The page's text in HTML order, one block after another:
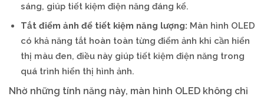
sáng, giúp tiết kiệm điện năng đáng kể.
Tắt điểm ảnh để tiết kiệm năng lượng: Màn hình OLED
có khả năng tắt hoàn toàn từng điểm ảnh khi cần hiển
thị màu đen, điều này giúp tiết kiệm điện năng trong
quá trình hiển thị hình ảnh.
Nhờ những tính năng này, màn hình OLED không chỉ